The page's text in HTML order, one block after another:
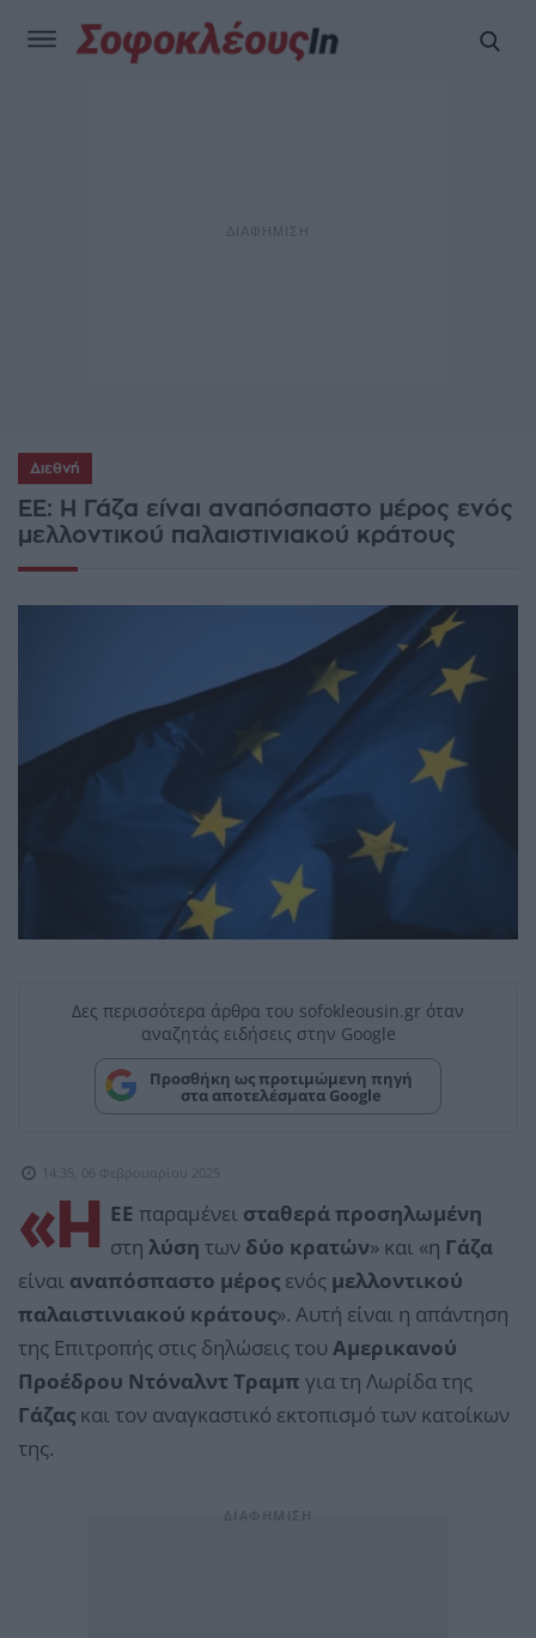
Διεθνή
ΕΕ: Η Γάζα είναι αναπόσπαστο μέρος ενός
μελλοντικού παλαιστινιακού κράτους
Δες περισσότερα άρθρα του sofokleousin.gr όταν
αναζητάς ειδήσεις στην Google
Προσθήκη ως προτιμώμενη πηγή
στα αποτελέσματα Google
14:35, 06 Φεβρουαρίου 2025
«Η ΕΕ παραμένει σταθερά προσηλωμένη
στη λύση των δύο κρατών» και «η Γάζα
είναι αναπόσπαστο μέρος ενός μελλοντικού
παλαιστινιακού κράτους». Αυτή είναι η απάντηση
της Επιτροπής στις δηλώσεις του Αμερικανού
Προέδρου Ντόναλντ Τραμπ για τη Λωρίδα της
Γάζας και τον αναγκαστικό εκτοπισμό των κατοίκων
της.